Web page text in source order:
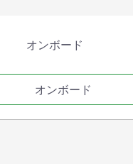
オンボード
オンボード